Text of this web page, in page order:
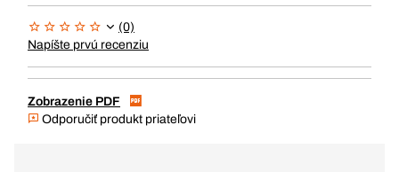
(0)
Napíšte prvú recenziu
Zobrazenie PDF
Odporučiť produkt priateľovi